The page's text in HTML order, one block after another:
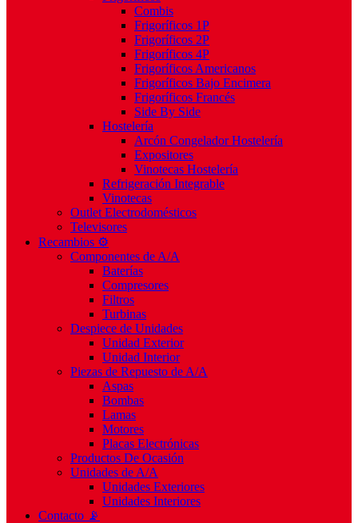
Combis
Frigoríficos 1P
Frigoríficos 2P
Frigoríficos 4P
Frigoríficos Americanos
Frigoríficos Bajo Encimera
Frigoríficos Francés
Side By Side
Hostelería
Arcón Congelador Hostelería
Expositores
Vinotecas Hostelería
Refrigeración Integrable
Vinotecas
Outlet Electrodomésticos
Televisores
Recambios ⚙️
Componentes de A/A
Baterías
Compresores
Filtros
Turbinas
Despiece de Unidades
Unidad Exterior
Unidad Interior
Piezas de Repuesto de A/A
Aspas
Bombas
Lamas
Motores
Placas Electrónicas
Productos De Ocasión
Unidades de A/A
Unidades Exteriores
Unidades Interiores
Contacto 📡